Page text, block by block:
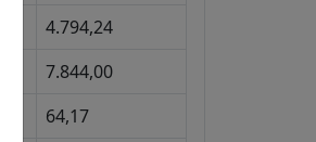
4.794,24
7.844,00
64,17